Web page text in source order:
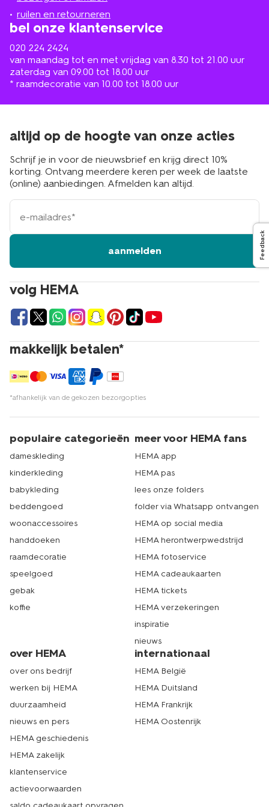
ruilen en retourneren
bel onze klantenservice
020 224 2424
van maandag tot en met vrijdag van 8.30 tot 21.00 uur
zaterdag van 09.00 tot 18.00 uur
* raamdecoratie van 10.00 tot 18.00 uur
buurt
volg HEMA
makkelijk betalen*
*afhankelijk van de gekozen bezorgopties
altijd op de hoogte van onze acties
Schrijf je in voor de nieuwsbrief en krijg direct 10%
korting. Ontvang meerdere keren per week de laatste
(online) aanbiedingen. Afmelden kan altijd.
e-
mailadres
aanmelden
populaire categorieën
dameskleding
kinderkleding
babykleding
beddengoed
woonaccessoires
handdoeken
raamdecoratie
speelgoed
gebak
koffie
meer voor HEMA fans
HEMA app
HEMA pas
lees onze folders
folder via Whatsapp ontvangen
HEMA op social media
HEMA herontwerpwedstrijd
HEMA fotoservice
HEMA cadeaukaarten
HEMA tickets
HEMA verzekeringen
inspiratie
nieuws
over HEMA
over ons bedrijf
werken bij HEMA
duurzaamheid
nieuws en pers
HEMA geschiedenis
HEMA zakelijk
klantenservice
actievoorwaarden
internationaal
HEMA België
HEMA Duitsland
HEMA Frankrijk
HEMA Oostenrijk
Feedback